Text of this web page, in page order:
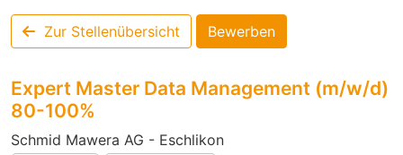
Zur Stellenübersicht Bewerben
Expert Master Data Management (m/w/d)
80-100%
Schmid Mawera AG - Eschlikon